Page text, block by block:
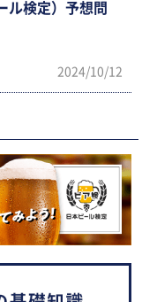
ル検定）予想問
2024/10/12